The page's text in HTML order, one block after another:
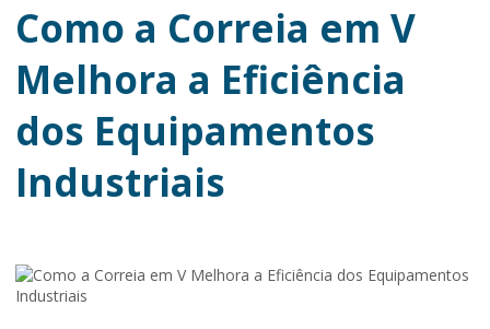
Como a Correia em V
Melhora a Eficiência
dos Equipamentos
Industriais